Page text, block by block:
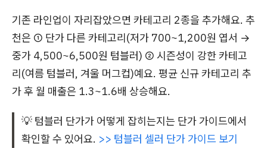
기존 라인업이 자리잡았으면 카테고리 2종을 추가해요. 추
천은 ① 단가 다른 카테고리(저가 700~1,200원 엽서 →
중가 4,500~6,500원 텀블러) ② 시즌성이 강한 카테고
리(여름 텀블러, 겨울 머그컵)예요. 평균 신규 카테고리 추
가 후 월 매출은 1.3~1.6배 상승해요.
💡 텀블러 단가가 어떻게 잡히는지는 단가 가이드에서
확인할 수 있어요. >> 텀블러 셀러 단가 가이드 보기